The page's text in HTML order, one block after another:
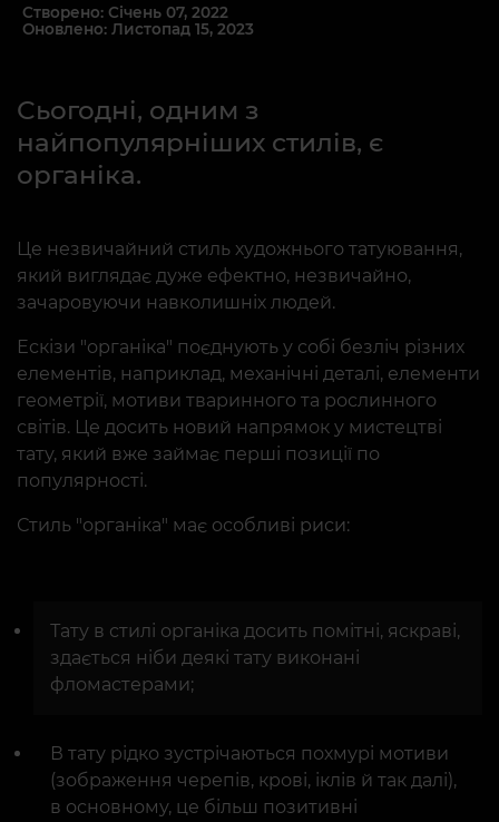
Створено: Січень 07, 2022
Оновлено: Листопад 15, 2023
Сьогодні, одним з
найпопулярніших стилів, є
органіка.
Це незвичайний стиль художнього татуювання,
який виглядає дуже ефектно, незвичайно,
зачаровуючи навколишніх людей.
Ескізи "органіка" поєднують у собі безліч різних
елементів, наприклад, механічні деталі, елементи
геометрії, мотиви тваринного та рослинного
світів. Це досить новий напрямок у мистецтві
тату, який вже займає перші позиції по
популярності.
Стиль "органіка" має особливі риси:
Тату в стилі органіка досить помітні, яскраві,
здається ніби деякі тату виконані
фломастерами;
В тату рідко зустрічаються похмурі мотиви
(зображення черепів, крові, іклів й так далі),
в основному, це більш позитивні